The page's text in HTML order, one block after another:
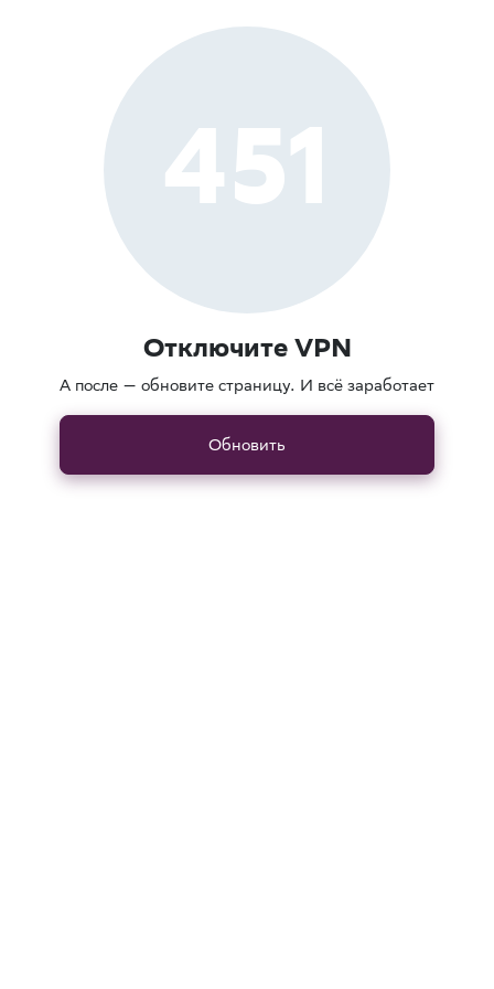
451
Отключите VPN
А после — обновите страницу. И всё заработает
Обновить